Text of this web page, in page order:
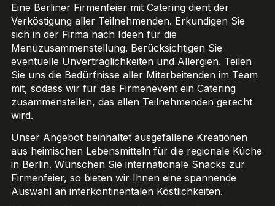
Eine Berliner Firmenfeier mit Catering dient der
Verköstigung aller Teilnehmenden. Erkundigen Sie
sich in der Firma nach Ideen für die
Menüzusammenstellung. Berücksichtigen Sie
eventuelle Unverträglichkeiten und Allergien. Teilen
Sie uns die Bedürfnisse aller Mitarbeitenden im Team
mit, sodass wir für das Firmenevent ein Catering
zusammenstellen, das allen Teilnehmenden gerecht
wird.
Unser Angebot beinhaltet ausgefallene Kreationen
aus heimischen Lebensmitteln für die regionale Küche
in Berlin. Wünschen Sie internationale Snacks zur
Firmenfeier, so bieten wir Ihnen eine spannende
Auswahl an interkontinentalen Köstlichkeiten.